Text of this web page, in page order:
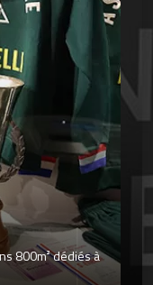
800m² dédiés à